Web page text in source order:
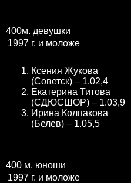
400м. девушки
1997 г. и моложе
Ксения Жукова
(Советск) – 1.02,4
Екатерина Титова
(СДЮСШОР) – 1.03,9
Ирина Колпакова
(Белев) – 1.05,5
400 м. юноши
1997 г. и моложе